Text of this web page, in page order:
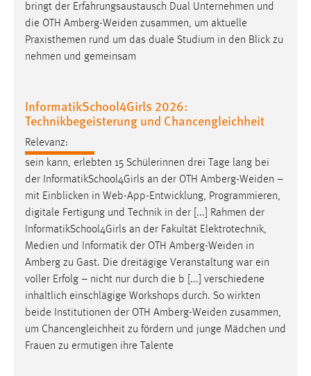
bringt der Erfahrungsaustausch Dual Unternehmen und
die OTH Amberg-Weiden zusammen, um aktuelle
Praxisthemen rund um das duale Studium in den Blick zu
nehmen und gemeinsam
InformatikSchool4Girls 2026:
Technikbegeisterung und Chancengleichheit
Relevanz:
sein kann, erlebten 15 Schülerinnen drei Tage lang bei
der InformatikSchool4Girls an der OTH Amberg-Weiden –
mit Einblicken in Web-App-Entwicklung, Programmieren,
digitale Fertigung und Technik in der [...] Rahmen der
InformatikSchool4Girls an der Fakultät Elektrotechnik,
Medien und Informatik der OTH Amberg-Weiden in
Amberg zu Gast. Die dreitägige Veranstaltung war ein
voller Erfolg – nicht nur durch die b [...] verschiedene
inhaltlich einschlägige Workshops durch. So wirkten
beide Institutionen der OTH Amberg-Weiden zusammen,
um Chancengleichheit zu fördern und junge Mädchen und
Frauen zu ermutigen ihre Talente
Zweck:
Das Cookie speichert die gewählte Sprache der Website.
Cookie Laufzeit:
Chat
Name:
MibewSessionID, MIBEW_UserID, mibew_locale, mibew-
chat-frame-style-5e9dbeb1811c0446
Zweck:
Wird benötigt um die Chatfunktion nutzen zu können.
Cookie Laufzeit:
MibewSessionID, mibew-chat-frame-style-
5e9dbeb1811c0446 = Sitzungslaufzeit, mibew_locale = 3
Jahre, MIBEW_UserID = 1 Jahr
Login
Name: